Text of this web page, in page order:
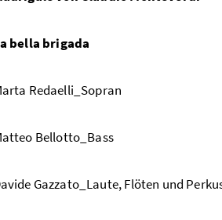
bella brigada
Redaelli_Sopran
Bellotto_Bass
Gazzato_Laute, Flöten und